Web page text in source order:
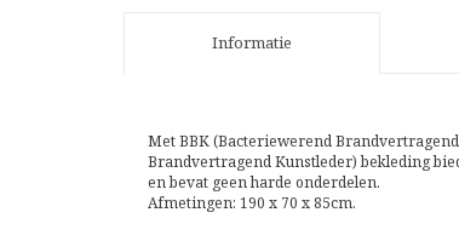
Informatie
Met BBK (Bacteriewerend
Brandvertragend Kunstleder) bekleding
en bevat geen harde onderdelen.
Afmetingen: 190 x 70 x 85cm.